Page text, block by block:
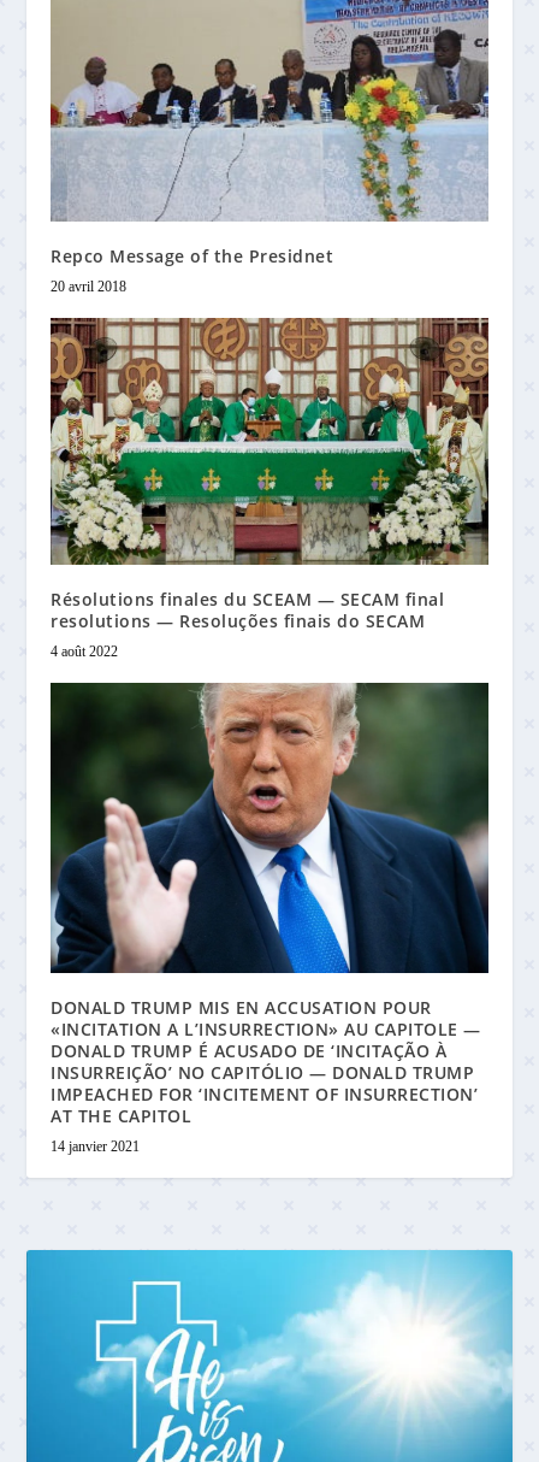
Repco Message of the Presidnet
20 avril 2018
Résolutions finales du SCEAM — SECAM final
resolutions — Resoluções finais do SECAM
4 août 2022
DONALD TRUMP MIS EN ACCUSATION POUR
«INCITATION A L’INSURRECTION» AU CAPITOLE —
DONALD TRUMP É ACUSADO DE ‘INCITAÇÃO À
INSURREIÇÃO’ NO CAPITÓLIO — DONALD TRUMP
IMPEACHED FOR ‘INCITEMENT OF INSURRECTION’
AT THE CAPITOL
14 janvier 2021